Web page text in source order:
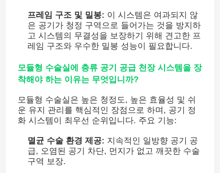
공장 여행
연락주세요
뉴스
경우
프레임 구조 및 밀봉: 이 시스템은 여과되지 않
은 공기가 청정 구역으로 들어가는 것을 방지하
고 시스템의 무결성을 보장하기 위해 견고한 프
레임 구조와 우수한 밀봉 성능이 필요합니다.
모듈형 수술실에 층류 공기 공급 천장 시스템을 장
착해야 하는 이유는 무엇입니까?
모듈형 수술실은 높은 청정도, 높은 효율성 및 쉬
운 유지 관리를 핵심적인 장점으로 하며, 공기 정
화 시스템이 최우선 순위입니다. 주요 기능:
멸균 수술 환경 제공: 지속적인 일방향 공기 공
급, 오염된 공기 차단, 먼지가 없고 깨끗한 수술
구역 보장.